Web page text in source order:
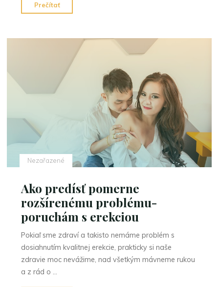
Prečítať
vám
zmeniť
život"
Nezařazené
Ako predísť pomerne
rozšírenému problému-
poruchám s erekciou
Pokiaľ sme zdraví a takisto nemáme problém s
dosiahnutím kvalitnej erekcie, prakticky si naše
zdravie moc nevážime, nad všetkým mávneme rukou
a z rád o …